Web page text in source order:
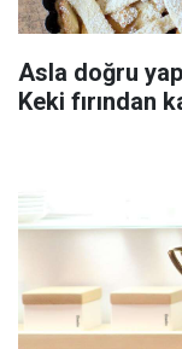
Asla doğru
Keki fırından